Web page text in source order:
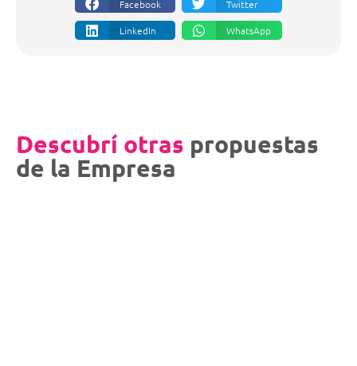
Facebook Twitter
LinkedIn WhatsApp
Descubrí otras propuestas
de la Empresa